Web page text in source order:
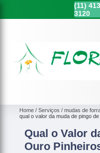
(11)
3120
Home Serviços mudas de
qual o valor da muda de pingo
Qual o Valor
Ouro